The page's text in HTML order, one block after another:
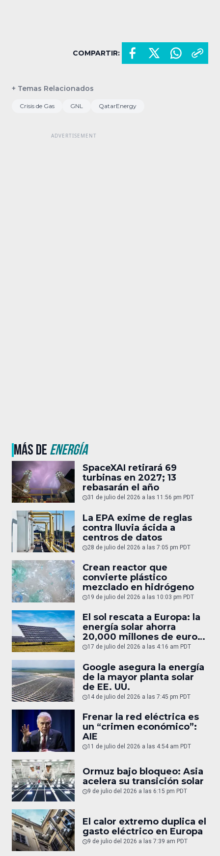
COMPARTIR:
+ Temas Relacionados
Crisis de Gas GNL QatarEnergy
MÁS DEENERGÍA
SpaceXAI retirará 69
turbinas en 2027; 13
rebasarán el año
31 de julio del 2026 a las 11:56 pm PDT
La EPA exime de reglas
contra lluvia ácida a
centros de datos
28 de julio del 2026 a las 7:05 pm PDT
Crean reactor que
convierte plástico
mezclado en hidrógeno
19 de julio del 2026 a las 10:03 pm PDT
El sol rescata a Europa: la
energía solar ahorra
20,000 millones de euros
en gas
17 de julio del 2026 a las 4:16 am PDT
Google asegura la energía
de la mayor planta solar
de EE. UU.
14 de julio del 2026 a las 7:45 pm PDT
Frenar la red eléctrica es
un “crimen económico”:
AIE
11 de julio del 2026 a las 4:54 am PDT
Ormuz bajo bloqueo: Asia
acelera su transición solar
9 de julio del 2026 a las 6:15 pm PDT
El calor extremo duplica el
gasto eléctrico en Europa
9 de julio del 2026 a las 7:39 am PDT